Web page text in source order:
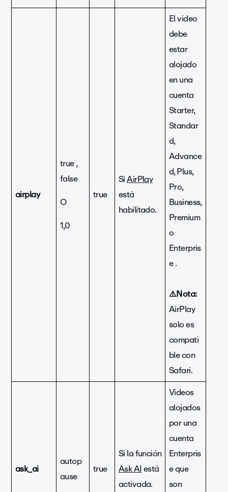
airplay
true ,
false
O
1,0
true
SiAirPlay
está
habilitado.
El video
debe
estar
alojado
en una
cuenta
Starter,
Standar
d,
Advance
d, Plus,
Pro,
Business,
Premium
o
Enterpris
e .
⚠️Nota:
AirPlay
solo es
compati
ble con
Safari.
ask_ai
autop
ause
true
Si la función
Ask AIestá
activada.
Videos
alojados
por una
cuenta
Enterpris
e que
son